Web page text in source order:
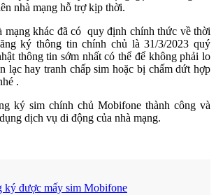
nhà mạng hỗ trợ kịp thời.
mạng khác đã có quy định chính thức về thời
ký thông tin chính chủ là 31/3/2023 quý
thông tin sớm nhất có thể để không phải lo
lạc hay tranh chấp sim hoặc bị chấm dứt hợp
.
ký sim chính chủ Mobifone thành công và
dịch vụ di động của nhà mạng.
ký được mấy sim Mobifone